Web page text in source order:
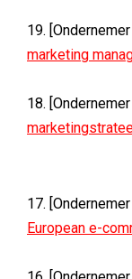
19.
marketing
18.
17.
European e-